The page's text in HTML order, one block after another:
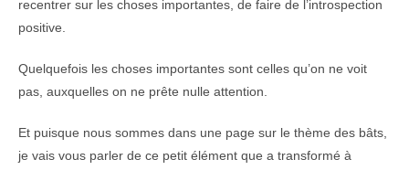
recentrer sur les choses importantes, de faire de l’introspection
positive.
Quelquefois les choses importantes sont celles qu’on ne voit
pas, auxquelles on ne prête nulle attention.
Et puisque nous sommes dans une page sur le thème des bâts,
je vais vous parler de ce petit élément que a transformé à